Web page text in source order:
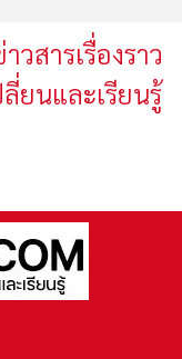
สารเรื่องราว
ยนและเรียนรู้